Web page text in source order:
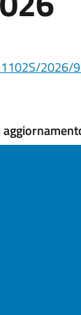
1102S/2026/